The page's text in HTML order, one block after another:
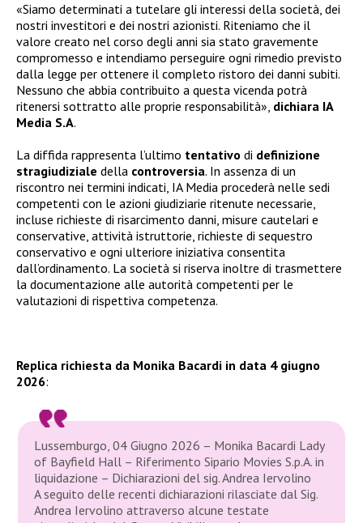
«Siamo determinati a tutelare gli interessi della società, dei
nostri investitori e dei nostri azionisti. Riteniamo che il
valore creato nel corso degli anni sia stato gravemente
compromesso e intendiamo perseguire ogni rimedio previsto
dalla legge per ottenere il completo ristoro dei danni subiti.
Nessuno che abbia contribuito a questa vicenda potrà
ritenersi sottratto alle proprie responsabilità», dichiara IA
Media S.A.
La diffida rappresenta l’ultimo tentativo di definizione
stragiudiziale della controversia. In assenza di un
riscontro nei termini indicati, IA Media procederà nelle sedi
competenti con le azioni giudiziarie ritenute necessarie,
incluse richieste di risarcimento danni, misure cautelari e
conservative, attività istruttorie, richieste di sequestro
conservativo e ogni ulteriore iniziativa consentita
dall’ordinamento. La società si riserva inoltre di trasmettere
la documentazione alle autorità competenti per le
valutazioni di rispettiva competenza.
Replica richiesta da Monika Bacardi in data 4 giugno
2026:
Lussemburgo, 04 Giugno 2026 – Monika Bacardi Lady
of Bayfield Hall – Riferimento Sipario Movies S.p.A. in
liquidazione – Dichiarazioni del sig. Andrea Iervolino
A seguito delle recenti dichiarazioni rilasciate dal Sig.
Andrea Iervolino attraverso alcune testate